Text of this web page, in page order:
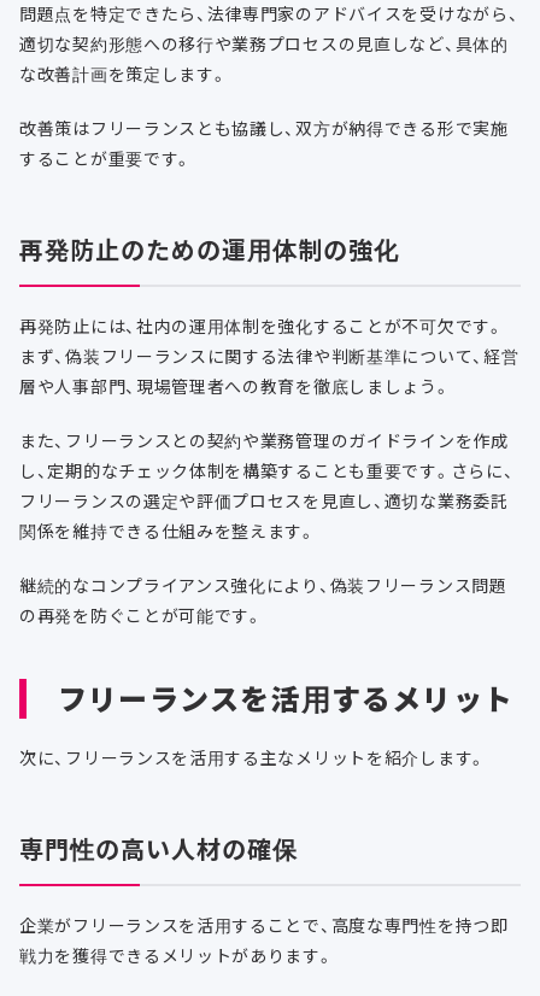
問題点を特定できたら、法律専門家のアドバイスを受けながら、
適切な契約形態への移行や業務プロセスの見直しなど、具体的
な改善計画を策定します。
改善策はフリーランスとも協議し、双方が納得できる形で実施
することが重要です。
再発防止のための運用体制の強化
再発防止には、社内の運用体制を強化することが不可欠です。
まず、偽装フリーランスに関する法律や判断基準について、経営
層や人事部門、現場管理者への教育を徹底しましょう。
また、フリーランスとの契約や業務管理のガイドラインを作成
し、定期的なチェック体制を構築することも重要です。さらに、
フリーランスの選定や評価プロセスを見直し、適切な業務委託
関係を維持できる仕組みを整えます。
継続的なコンプライアンス強化により、偽装フリーランス問題
の再発を防ぐことが可能です。
フリーランスを活用するメリット
次に、フリーランスを活用する主なメリットを紹介します。
専門性の高い人材の確保
企業がフリーランスを活用することで、高度な専門性を持つ即
戦力を獲得できるメリットがあります。